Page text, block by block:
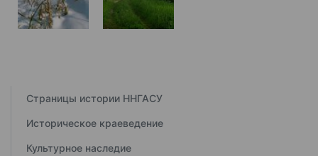
Страницы истории ННГАСУ
Историческое краеведение
Культурное наследие